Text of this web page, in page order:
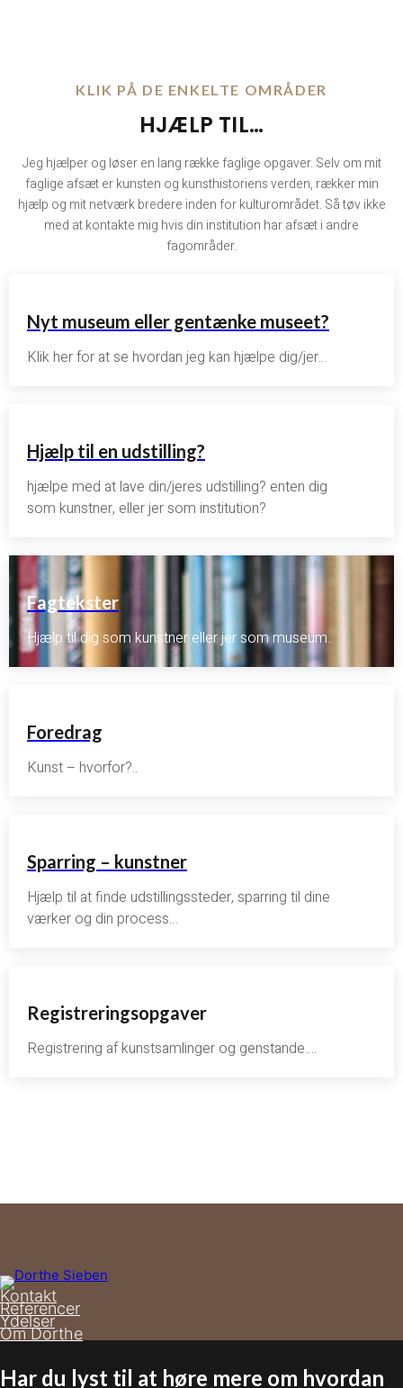
KLIK PÅ DE ENKELTE OMRÅDER
HJÆLP TIL…
Jeg hjælper og løser en lang række faglige opgaver. Selv om mit
faglige afsæt er kunsten og kunsthistoriens verden, rækker min
hjælp og mit netværk bredere inden for kulturområdet. Så tøv ikke
med at kontakte mig hvis din institution har afsæt i andre
fagområder.
Nyt museum eller gentænke museet?
Klik her for at se hvordan jeg kan hjælpe dig/jer…
Hjælp til en udstilling?
hjælpe med at lave din/jeres udstilling? enten dig
som kunstner, eller jer som institution?
Fagtekster
Hjælp til dig som kunstner eller jer som museum..
Foredrag
Kunst – hvorfor?..
Sparring – kunstner
Hjælp til at finde udstillingssteder, sparring til dine
værker og din process…
Registreringsopgaver
Registrering af kunstsamlinger og genstande….
Kontakt
Referencer
Ydelser
Om Dorthe
Har du lyst til at høre mere om hvordan